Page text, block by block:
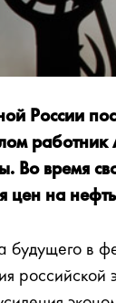
России
время
цен на
будущего в